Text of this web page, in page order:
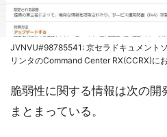
JVNVU#98785541: 京セラドキュメント
リンタのCommand Center RX(CCRX)に
脆弱性に関する情報は次の開
まとまっている。